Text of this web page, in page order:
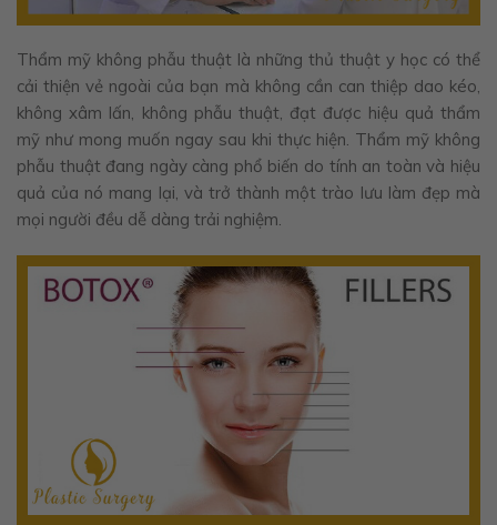
Thẩm mỹ không phẫu thuật là những thủ thuật y học có thể
cải thiện vẻ ngoài của bạn mà không cần can thiệp dao kéo,
không xâm lấn, không phẫu thuật, đạt được hiệu quả thẩm
mỹ như mong muốn ngay sau khi thực hiện. Thẩm mỹ không
phẫu thuật đang ngày càng phổ biến do tính an toàn và hiệu
quả của nó mang lại, và trở thành một trào lưu làm đẹp mà
mọi người đều dễ dàng trải nghiệm.